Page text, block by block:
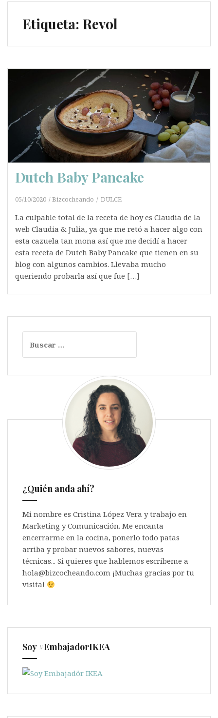
Etiqueta: Revol
Dutch Baby Pancake
05/10/2020 Bizcocheando DULCE
La culpable total de la receta de hoy es Claudia de la
web Claudia & Julia, ya que me retó a hacer algo con
esta cazuela tan mona así que me decidí a hacer
esta receta de Dutch Baby Pancake que tienen en su
blog con algunos cambios. Llevaba mucho
queriendo probarla así que fue […]
¿Quién anda ahí?
Mi nombre es Cristina López Vera y trabajo en
Marketing y Comunicación. Me encanta
encerrarme en la cocina, ponerlo todo patas
arriba y probar nuevos sabores, nuevas
técnicas... Si quieres que hablemos escríbeme a
hola@bizcocheando.com ¡Muchas gracias por tu
visita!
Soy #EmbajadorIKEA